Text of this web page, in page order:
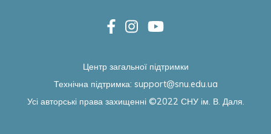
Центр загальної підтримки
Технічна підтримка: support@snu.edu.ua
Усі авторські права захищенні ©2022 СНУ ім. В. Даля.